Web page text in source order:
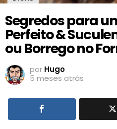
Segredos para
Perfeito &
ou Borrego no
por Hugo
5 meses atrás